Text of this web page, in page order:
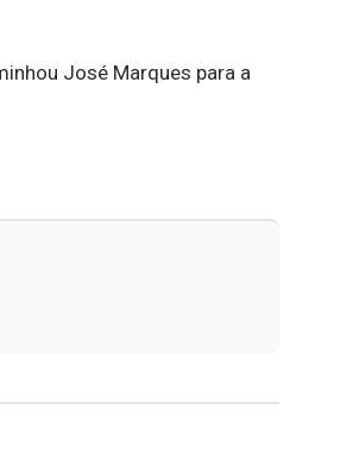
José Marques para a